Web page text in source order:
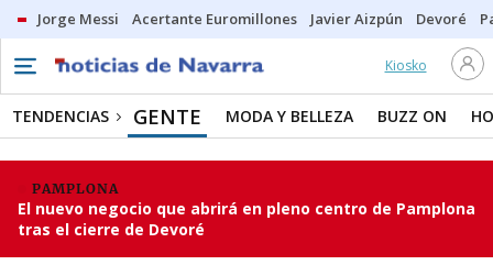
Jorge Messi Acertante Euromillones Javier Aizpún Devoré
Kiosko
TENDENCIAS GENTE MODA Y BELLEZA BUZZ ON
PAMPLONA
El nuevo negocio que abrirá en pleno centro de Pamplona
tras el cierre de Devoré